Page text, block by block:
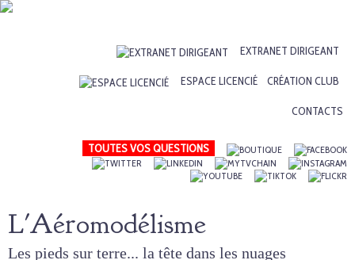
EXTRANET DIRIGEANT
ESPACE LICENCIÉ CRÉATION CLUB
CONTACTS
TOUTES VOS QUESTIONS
L'Aéromodélisme
Les pieds sur terre... la tête dans les nuages